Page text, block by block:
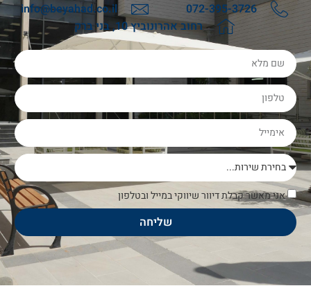
072-395-3726
info@beyahad.co.il
רחוב אהרונוביץ 10, בני ברק
אני מאשר קבלת דיוור שיווקי במייל ובטלפון
שליחה